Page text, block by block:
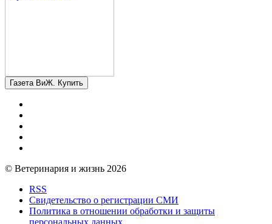
Газета ВиЖ. Купить
© Ветеринария и жизнь 2026
RSS
Свидетельство о регистрации СМИ
Политика в отношении обработки и защиты